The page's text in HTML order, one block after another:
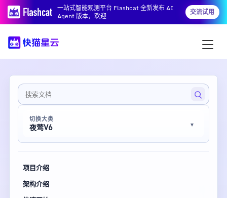
一站式智能观测平台 Flashcat 全新发布 AI
Agent 版本，欢迎
交流试用
切换大类
夜莺V6
项目介绍
架构介绍